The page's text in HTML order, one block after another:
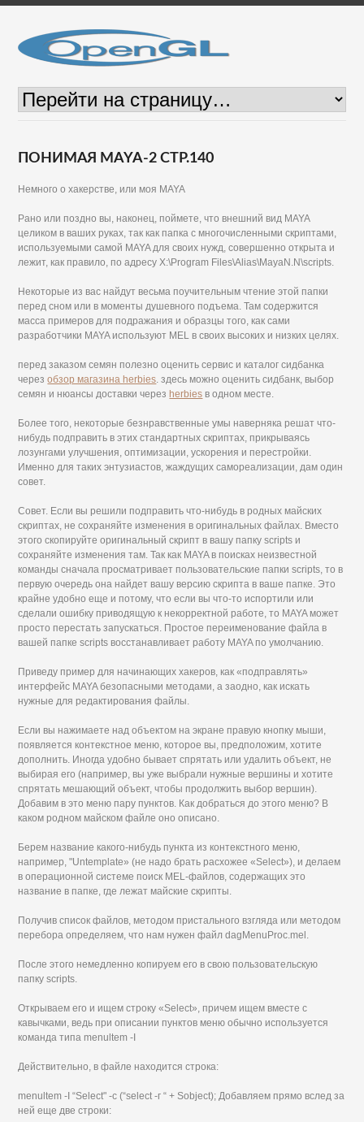
ПОНИМАЯ MAYA-2 СТР.140
Немного о хакерстве, или моя MAYA
Рано или поздно вы, наконец, поймете, что внешний вид MAYA
целиком в ваших руках, так как папка с многочисленными скриптами,
используемыми самой MAYA для своих нужд, совершенно открыта и
лежит, как правило, по адресу X:\Program Files\Alias\MayaN.N\scripts.
Некоторые из вас найдут весьма поучительным чтение этой папки
перед сном или в моменты душевного подъема. Там содержится
масса примеров для подражания и образцы того, как сами
разработчики MAYA используют MEL в своих высоких и низких целях.
перед заказом семян полезно оценить сервис и каталог сидбанка
черезобзор магазина herbies. здесь можно оценить сидбанк, выбор
семян и нюансы доставки через herbies в одном месте.
Более того, некоторые безнравственные умы наверняка решат что-
нибудь подправить в этих стандартных скриптах, прикрываясь
лозунгами улучшения, оптимизации, ускорения и перестройки.
Именно для таких энтузиастов, жаждущих самореализации, дам один
совет.
Совет. Если вы решили подправить что-нибудь в родных майских
скриптах, не сохраняйте изменения в оригинальных файлах. Вместо
этого скопируйте оригинальный скрипт в вашу папку scripts и
сохраняйте изменения там. Так как MAYA в поисках неизвестной
команды сначала просматривает пользовательские папки scripts, то в
первую очередь она найдет вашу версию скрипта в ваше папке. Это
крайне удобно еще и потому, что если вы что-то испортили или
сделали ошибку приводящую к некорректной работе, то MAYA может
просто перестать запускаться. Простое переименование файла в
вашей папке scripts восстанавливает работу MAYA по умолчанию.
Приведу пример для начинающих хакеров, как «подправлять»
интерфейс MAYA безопасными методами, а заодно, как искать
нужные для редактирования файлы.
Если вы нажимаете над объектом на экране правую кнопку мыши,
появляется контекстное меню, которое вы, предположим, хотите
дополнить. Иногда удобно бывает спрятать или удалить объект, не
выбирая его (например, вы уже выбрали нужные вершины и хотите
спрятать мешающий объект, чтобы продолжить выбор вершин).
Добавим в это меню пару пунктов. Как добраться до этого меню? В
каком родном майском файле оно описано.
Берем название какого-нибудь пункта из контекстного меню,
например, "Untemplate» (не надо брать расхожее «Select»), и делаем
в операционной системе поиск MEL-файлов, содержащих это
название в папке, где лежат майские скрипты.
Получив список файлов, методом пристального взгляда или методом
перебора определяем, что нам нужен файл dagMenuProc.mel.
После этого немедленно копируем его в свою пользовательскую
папку scripts.
Открываем его и ищем строку «Select», причем ищем вместе с
кавычками, ведь при описании пунктов меню обычно используется
команда типа menultem -I
Действительно, в файле находится строка:
menultem -I “Select" -с (“select -г “ + Sobject); Добавляем прямо вслед за
ней еще две строки: